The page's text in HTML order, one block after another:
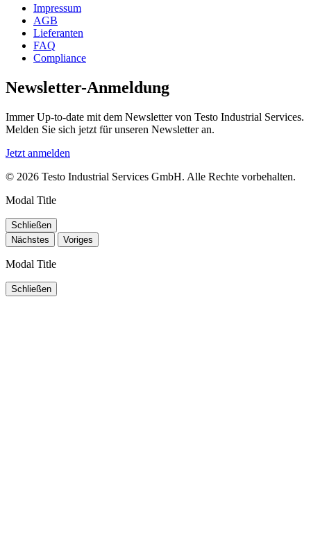
Impressum
AGB
Lieferanten
FAQ
Compliance
Newsletter-Anmeldung
Immer Up-to-date mit dem Newsletter von Testo Industrial Services.
Melden Sie sich jetzt für unseren Newsletter an.
Jetzt anmelden
© 2026 Testo Industrial Services GmbH. Alle Rechte vorbehalten.
Modal Title
Schließen
Nächstes
Voriges
Modal Title
Schließen